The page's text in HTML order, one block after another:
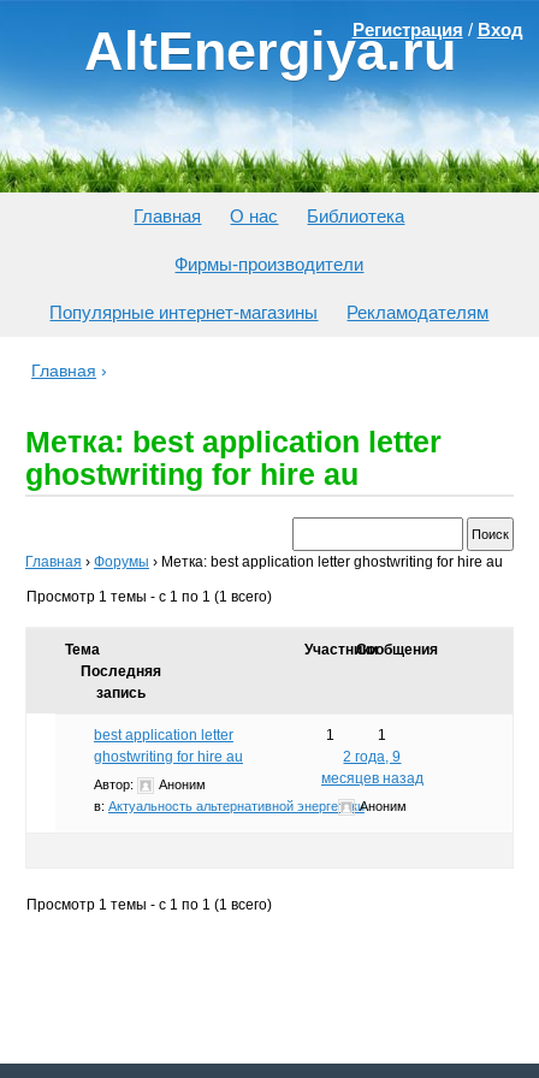
AltEnergiya.ru
Регистрация / Вход
Главная О нас Библиотека
Фирмы-производители
Популярные интернет-магазины Рекламодателям
Главная ›
Метка: best application letter
ghostwriting for hire au
Главная › Форумы › Метка: best application letter ghostwriting for hire au
Просмотр 1 темы - с 1 по 1 (1 всего)
Тема УчастникиСообщения
Последняя
запись
best application letter
ghostwriting for hire au
Автор:
Аноним
в: Актуальность альтернативной энергетики
1
1
2 года, 9
месяцев назад
Аноним
Просмотр 1 темы - с 1 по 1 (1 всего)